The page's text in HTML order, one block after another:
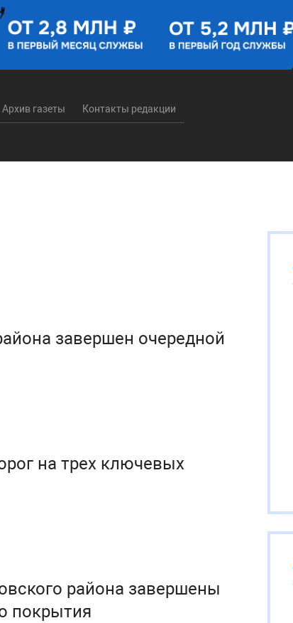
Архив газеты Контакты редакции
завершен очередной
на трех ключевых
района завершены
покрытия